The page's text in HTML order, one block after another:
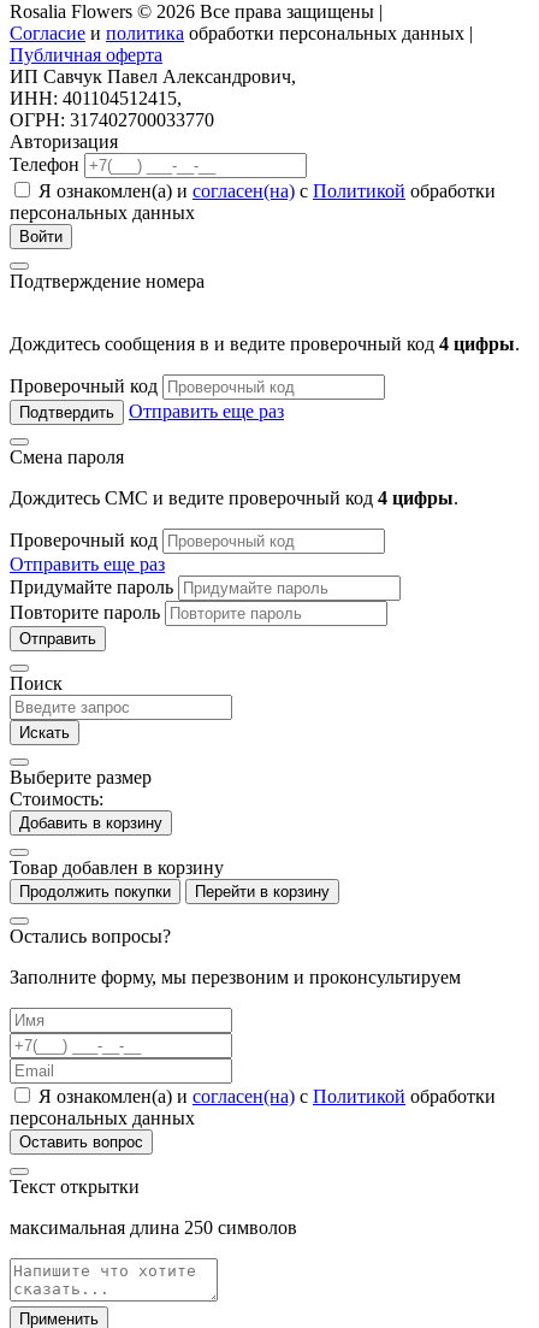
Rosalia Flowers © 2026 Все права защищены |
Согласие и политика обработки персональных данных |
Публичная оферта
ИП Савчук Павел Александрович,
ИНН: 401104512415,
ОГРН: 317402700033770
Авторизация
Телефон
Я ознакомлен(а) и согласен(на) с Политикой обработки
персональных данных
Войти
Подтверждение номера
Дождитесь сообщения в и ведите проверочный код 4 цифры.
Проверочный код
Подтвердить Отправить еще раз
Смена пароля
Дождитесь СМС и ведите проверочный код 4 цифры.
Проверочный код
Отправить еще раз
Придумайте пароль
Повторите пароль
Отправить
Поиск
Искать
Выберите размер
Стоимость:
Добавить в корзину
Товар добавлен в корзину
Продолжить покупки Перейти в корзину
Остались вопросы?
Заполните форму, мы перезвоним и проконсультируем
Я ознакомлен(а) и согласен(на) с Политикой обработки
персональных данных
Оставить вопрос
Текст открытки
максимальная длина 250 символов
Применить